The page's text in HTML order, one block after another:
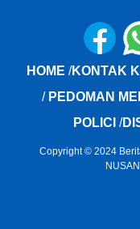
HOME /KONTAK
/ PEDOMAN
POLICI /
Copyright © 2024